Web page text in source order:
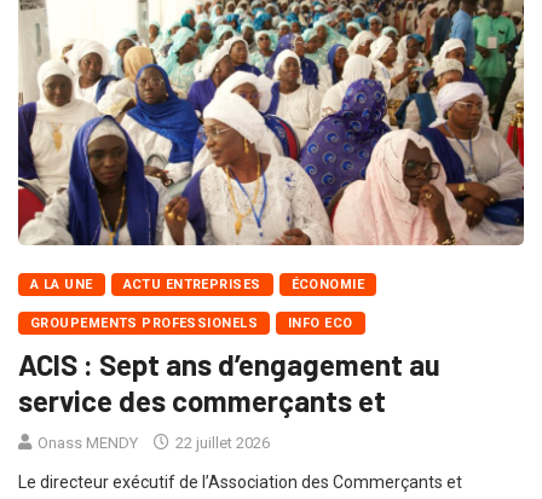
A LA UNE ACTU ENTREPRISES ÉCONOMIE
GROUPEMENTS PROFESSIONELS INFO ECO
ACIS : Sept ans d’engagement au
service des commerçants et
Onass MENDY 22 juillet 2026
Le directeur exécutif de l’Association des Commerçants et